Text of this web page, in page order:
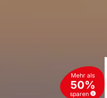
Mehr als
50%
sparen